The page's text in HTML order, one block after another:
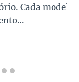
modelo